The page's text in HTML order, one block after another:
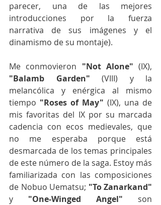
parecer, una de las mejores
introducciones por la fuerza
narrativa de sus imágenes y el
dinamismo de su montaje).
Me conmovieron "Not Alone" (IX),
"Balamb Garden" (VIII) y la
melancólica y enérgica al mismo
tiempo "Roses of May" (IX), una de
mis favoritas del IX por su marcada
cadencia con ecos medievales, que
no me esperaba porque está
desmarcada de los temas principales
de este número de la saga. Estoy más
familiarizada con las composiciones
de Nobuo Uematsu; "To Zanarkand"
y "One-Winged Angel" son